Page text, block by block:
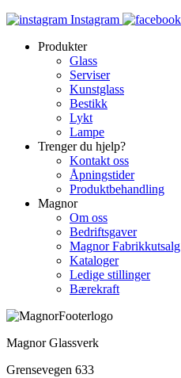
Instagram
Produkter
Glass
Serviser
Kunstglass
Bestikk
Lykt
Lampe
Trenger du hjelp?
Kontakt oss
Åpningstider
Produktbehandling
Magnor
Om oss
Bedriftsgaver
Magnor Fabrikkutsalg
Kataloger
Ledige stillinger
Bærekraft
Magnor Glassverk
Grensevegen 633